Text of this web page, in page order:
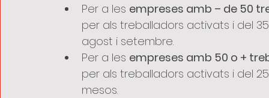
Per a les empreses amb – de 50
per als treballadors activats i del
agost i setembre.
Per a les empreses amb 50 o +
per als treballadors activats i del
mesos.